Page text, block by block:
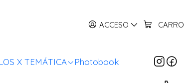
ACCESO CARRO
X TEMÁTICA Photobook